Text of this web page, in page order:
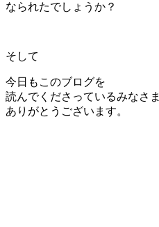
なられたでしょうか？
そして
今日もこのブログを
読んでくださっているみなさま
ありがとうございます。